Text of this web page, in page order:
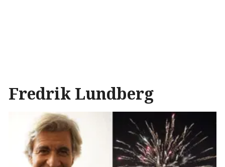
Fredrik Lundberg